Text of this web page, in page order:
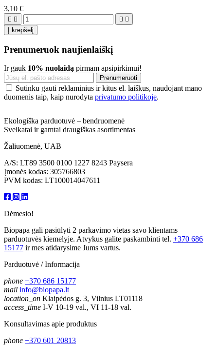
3,10 €
   
Į krepšelį
Prenumeruok naujienlaiškį
Ir gauk 10% nuolaidą pirmam apsipirkimui!
Sutinku gauti reklaminius ir kitus el. laiškus, naudojant mano
duomenis taip, kaip nurodyta privatumo politikoje.
Ekologiška parduotuvė – bendruomenė
Sveikatai ir gamtai draugiškas asortimentas
Žaliuomenė, UAB
A/S: LT89 3500 0100 1227 8243 Paysera
Įmonės kodas: 305766803
PVM kodas: LT100014047611
Dėmesio!
Biopapa gali pasiūlyti 2 parkavimo vietas savo klientams
parduotuvės kiemelyje. Atvykus galite paskambinti tel. +370 686
15177 ir mes atidarysime Jums vartus.
Parduotuvė / Informacija
phone +370 686 15177
mail info@biopapa.lt
location_on Klaipėdos g. 3, Vilnius LT01118
access_time I-V 10-19 val., VI 11-18 val.
Konsultavimas apie produktus
phone +370 601 20813